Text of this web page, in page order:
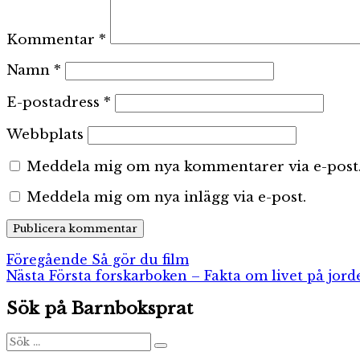
Kommentar *
Namn *
E-postadress *
Webbplats
Meddela mig om nya kommentarer via e-
Meddela mig om nya inlägg via e-post.
Inläggsnavigering
Föregående Föregående
inlägg:
Så gör du film
Nästa Nästa
Första forskarboken – Fakta om livet på
Sök på Barnboksprat
Sök
efter:
Sök